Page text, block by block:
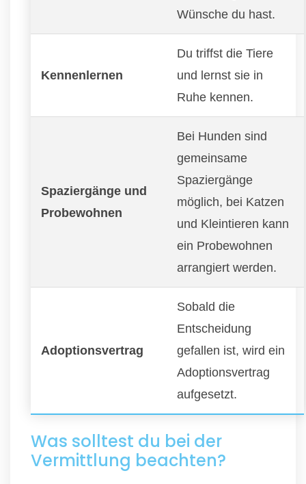
Wünsche du hast.
Kennenlernen
Du triffst die Tiere
und lernst sie in
Ruhe kennen.
Spaziergänge und
Probewohnen
Bei Hunden sind
gemeinsame
Spaziergänge
möglich, bei Katzen
und Kleintieren kann
ein Probewohnen
arrangiert werden.
Adoptionsvertrag
Sobald die
Entscheidung
gefallen ist, wird ein
Adoptionsvertrag
aufgesetzt.
Was solltest du bei der
Vermittlung beachten?